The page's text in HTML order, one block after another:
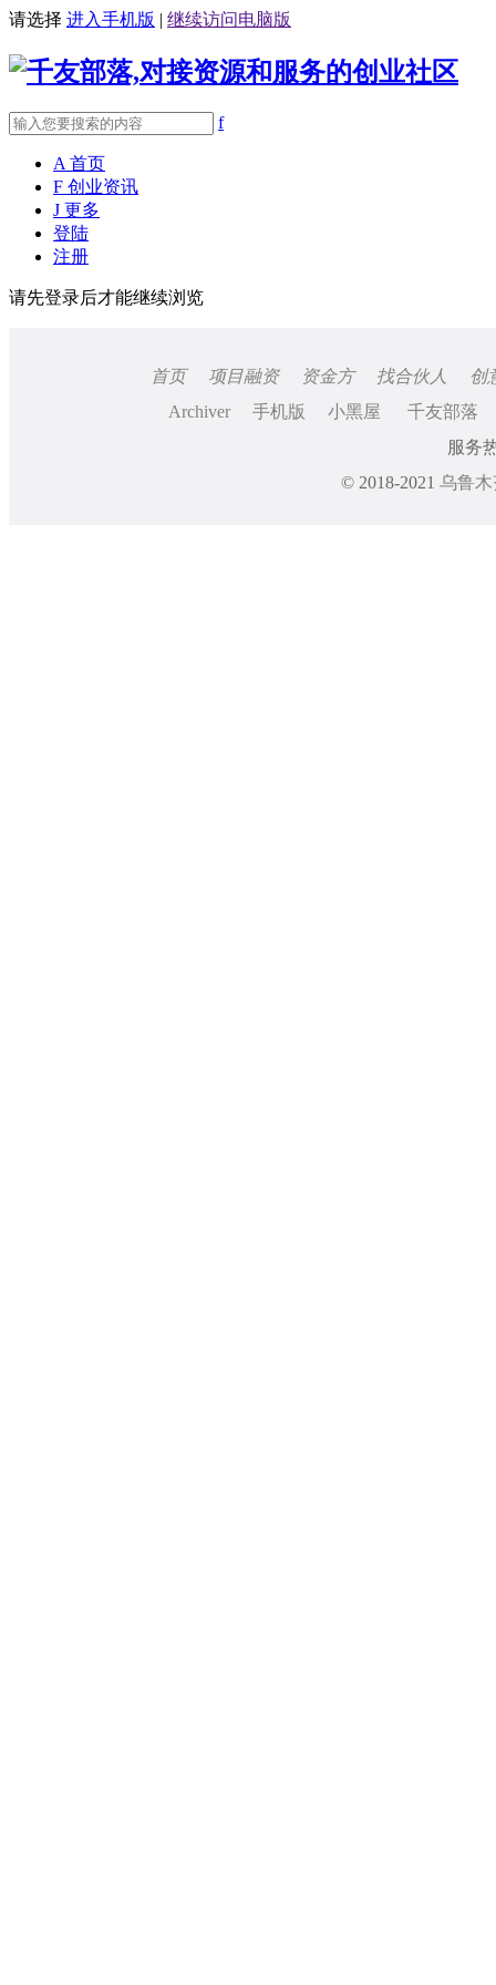
请选择 进入手机版 | 继续访问电脑版
f
A 首页
F 创业资讯
J 更多
登陆
注册
请先登录后才能继续浏览
首页 项目融资 资金方 找合伙人
创
Archiver
手机版 小黑屋
千友部落
服务
© 2018-2021 乌鲁